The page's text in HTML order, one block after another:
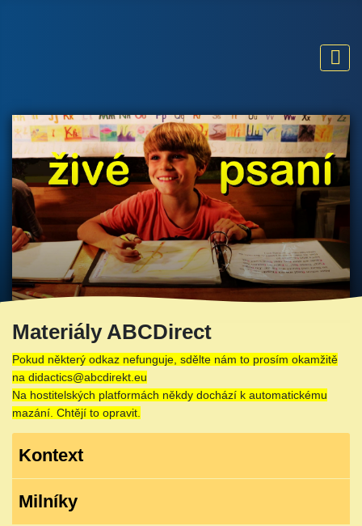
Materiály ABCDirect
Pokud některý odkaz nefunguje, sdělte nám to prosím okamžitě
na didactics@abcdirekt.eu
Na hostitelských platformách někdy dochází k automatickému
mazání. Chtějí to opravit.
Kontext
Milníky